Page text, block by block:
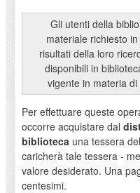
Gli utenti della
materiale richiesto
risultati della loro
disponibili in
vigente in materia
Per effettuare queste
occorre acquistare dal
biblioteca una tessera
caricherà tale tessera -
valore desiderato. Una
centesimi.